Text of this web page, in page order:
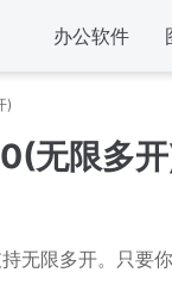
办公软件
)
无限多
无限多开。只要